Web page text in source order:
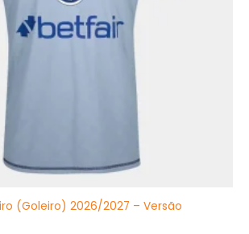
(Goleiro) 2026/2027 – Versão